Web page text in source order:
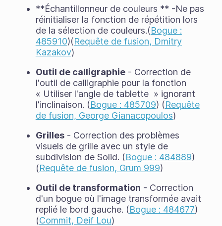
**Échantillonneur de couleurs ** -Ne pas
réinitialiser la fonction de répétition lors
de la sélection de couleurs.(Bogue :
485910)(Requête de fusion, Dmitry
Kazakov)
Outil de calligraphie- Correction de
l'outil de calligraphie pour la fonction
« Utiliser l'angle de tablette » ignorant
l'inclinaison. (Bogue : 485709) (Requête
de fusion, George Gianacopoulos)
Grilles- Correction des problèmes
visuels de grille avec un style de
subdivision de Solid. (Bogue : 484889)
(Requête de fusion, Grum 999)
Outil de transformation - Correction
d'un bogue où l'image transformée avait
replié le bord gauche. (Bogue : 484677)
(Commit, Deif Lou)